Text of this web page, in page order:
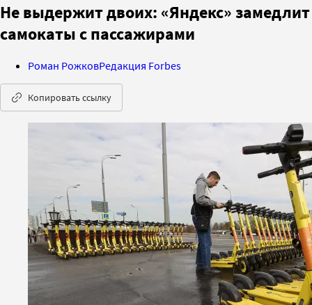
Не выдержит двоих: «Яндекс» замедлит
самокаты с пассажирами
Роман РожковРедакция Forbes
Копировать ссылку